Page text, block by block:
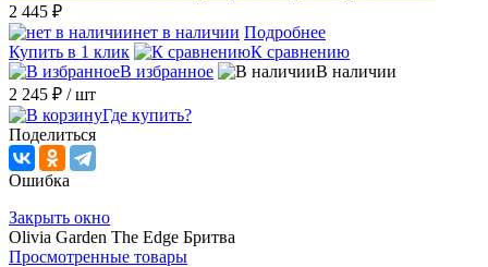
2 445 ₽
нет в наличии Подробнее
Купить в 1 клик
К сравнению
В избранное
В наличии
2 245 ₽ / шт
Где купить?
Поделиться
Ошибка
Закрыть окно
Olivia Garden The Edge Бритва
Просмотренные товары